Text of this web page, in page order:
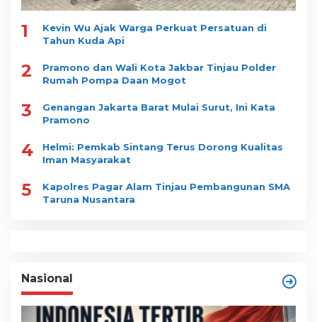
1
Kevin Wu Ajak Warga Perkuat Persatuan di
Tahun Kuda Api
2
Pramono dan Wali Kota Jakbar Tinjau Polder
Rumah Pompa Daan Mogot
3
Genangan Jakarta Barat Mulai Surut, Ini Kata
Pramono
4
Helmi: Pemkab Sintang Terus Dorong Kualitas
Iman Masyarakat
5
Kapolres Pagar Alam Tinjau Pembangunan SMA
Taruna Nusantara
Nasional